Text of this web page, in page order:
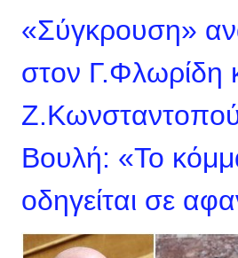
«Σύγκρουση»
στον Γ.Φλωρίδη
Βουλή: «Το
οδηγείται σε